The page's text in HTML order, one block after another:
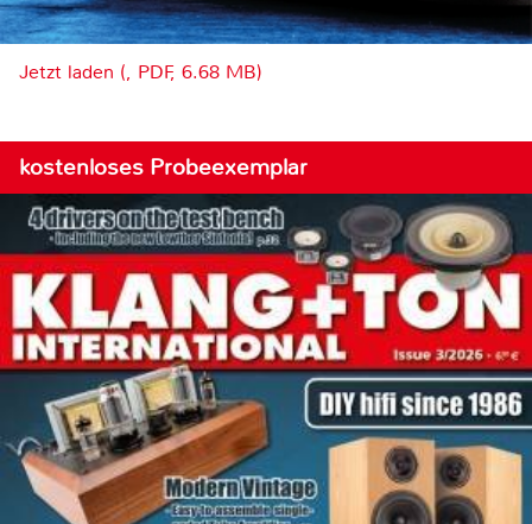
Jetzt laden (, PDF, 6.68 MB)
kostenloses Probeexemplar